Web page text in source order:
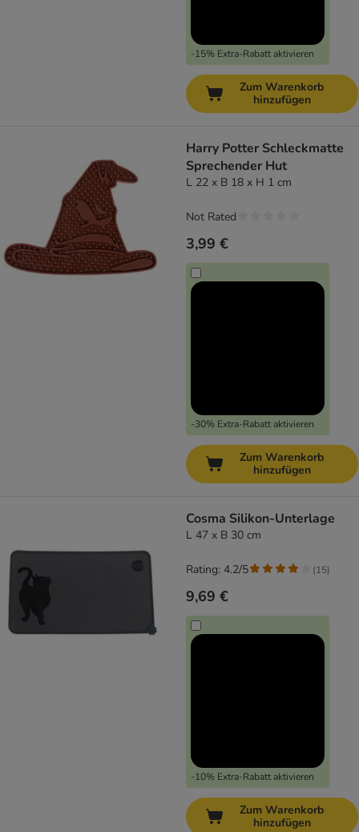
-15% Extra-Rabatt aktivieren
Zum Warenkorb
hinzufügen
Harry Potter Schleckmatte
Sprechender Hut
L 22 x B 18 x H 1 cm
3,99 €
-30% Extra-Rabatt aktivieren
Not Rated
Zum Warenkorb
hinzufügen
Cosma Silikon-Unterlage
L 47 x B 30 cm
9,69 €
-10% Extra-Rabatt aktivieren
Rating: 4.2/5 (15)
Zum Warenkorb
hinzufügen